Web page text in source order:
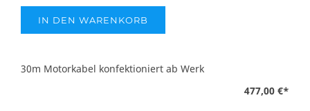
IN DEN WARENKORB
30m Motorkabel konfektioniert ab Werk
477,00 €*